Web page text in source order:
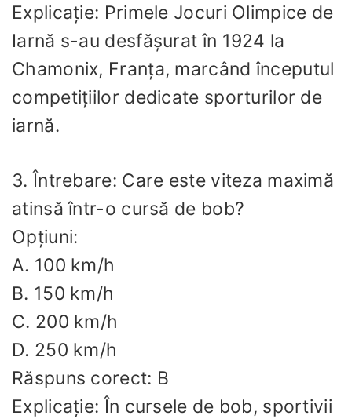
Explicație: Primele Jocuri Olimpice de
Iarnă s-au desfășurat în 1924 la
Chamonix, Franța, marcând începutul
competițiilor dedicate sporturilor de
iarnă.
3. Întrebare: Care este viteza maximă
atinsă într-o cursă de bob?
Opțiuni:
A. 100 km/h
B. 150 km/h
C. 200 km/h
D. 250 km/h
Răspuns corect: B
Explicație: În cursele de bob, sportivii